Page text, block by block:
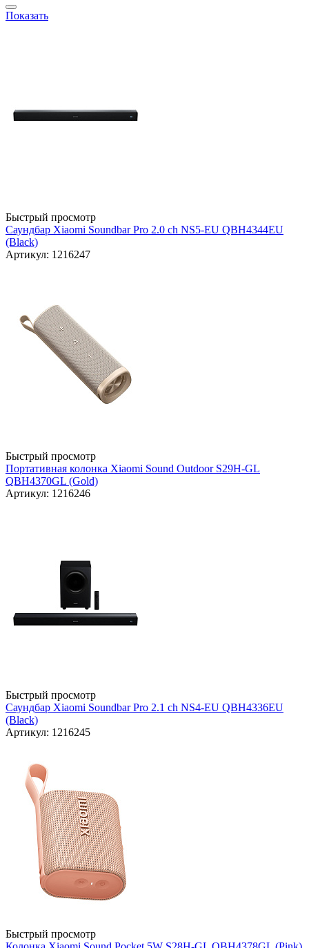
Показать
Быстрый просмотр
Саундбар Xiaomi Soundbar Pro 2.0 ch NS5-EU QBH4344EU
(Black)
Артикул: 1216247
Быстрый просмотр
Портативная колонка Xiaomi Sound Outdoor S29H-GL
QBH4370GL (Gold)
Артикул: 1216246
Быстрый просмотр
Саундбар Xiaomi Soundbar Pro 2.1 ch NS4-EU QBH4336EU
(Black)
Артикул: 1216245
Быстрый просмотр